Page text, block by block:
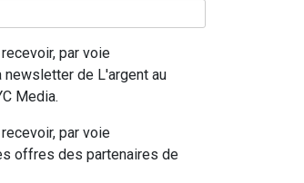
par voie
newsletter de L'argent au
Media.
par voie
offres des partenaires de